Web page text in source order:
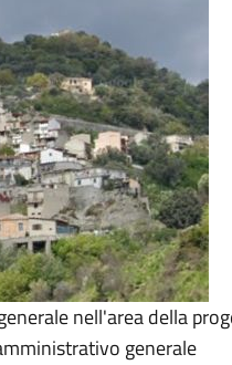
nell'area della
generale